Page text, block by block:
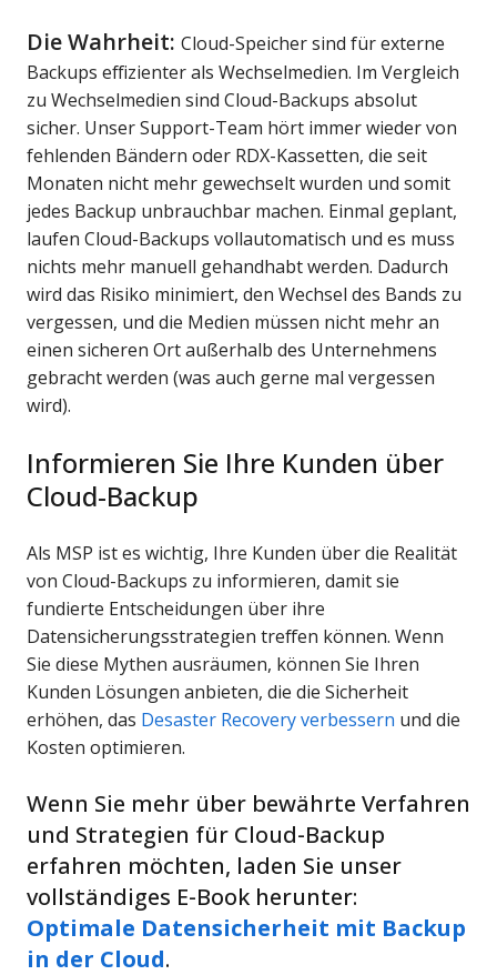
Die Wahrheit: Cloud-Speicher sind für externe
Backups effizienter als Wechselmedien. Im Vergleich
zu Wechselmedien sind Cloud-Backups absolut
sicher. Unser Support-Team hört immer wieder von
fehlenden Bändern oder RDX-Kassetten, die seit
Monaten nicht mehr gewechselt wurden und somit
jedes Backup unbrauchbar machen. Einmal geplant,
laufen Cloud-Backups vollautomatisch und es muss
nichts mehr manuell gehandhabt werden. Dadurch
wird das Risiko minimiert, den Wechsel des Bands zu
vergessen, und die Medien müssen nicht mehr an
einen sicheren Ort außerhalb des Unternehmens
gebracht werden (was auch gerne mal vergessen
wird).
Informieren Sie Ihre Kunden über
Cloud-Backup
Als MSP ist es wichtig, Ihre Kunden über die Realität
von Cloud-Backups zu informieren, damit sie
fundierte Entscheidungen über ihre
Datensicherungsstrategien treffen können. Wenn
Sie diese Mythen ausräumen, können Sie Ihren
Kunden Lösungen anbieten, die die Sicherheit
erhöhen, das Desaster Recovery verbessern und die
Kosten optimieren.
Wenn Sie mehr über bewährte Verfahren
und Strategien für Cloud-Backup
erfahren möchten, laden Sie unser
vollständiges E-Book herunter:
Optimale Datensicherheit mit Backup
in der Cloud.